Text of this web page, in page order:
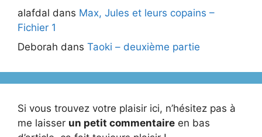
alafdal dans Max, Jules et leurs copains –
Fichier 1
Deborah dans Taoki – deuxième partie
Si vous trouvez votre plaisir ici, n’hésitez pas à
me laisser un petit commentaire en bas